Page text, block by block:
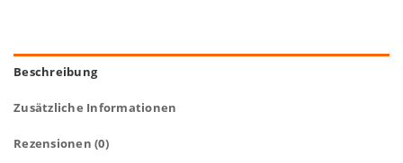
Beschreibung
Zusätzliche Informationen
Rezensionen (0)